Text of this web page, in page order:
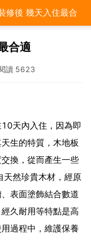
修後 幾天入住最合
合適
讀 5623
天內入住，因為即
生的特質，木地板
換，從而產生一些
天然珍貴木材，經原
表面塗飾結合數道
久耐用等特點是高
過程中，維護保養